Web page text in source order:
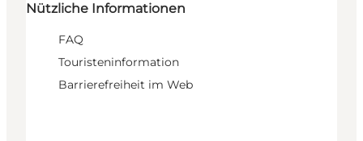
Nützliche Informationen
FAQ
Touristeninformation
Barrierefreiheit im Web